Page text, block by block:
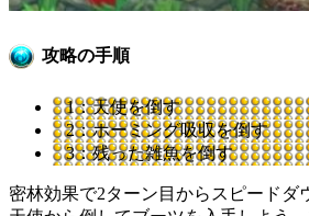
攻略の手順
1：天使を倒す
2：ホーミング吸収を倒す
3：残った雑魚を倒す
密林効果で2ターン目からスピードダ